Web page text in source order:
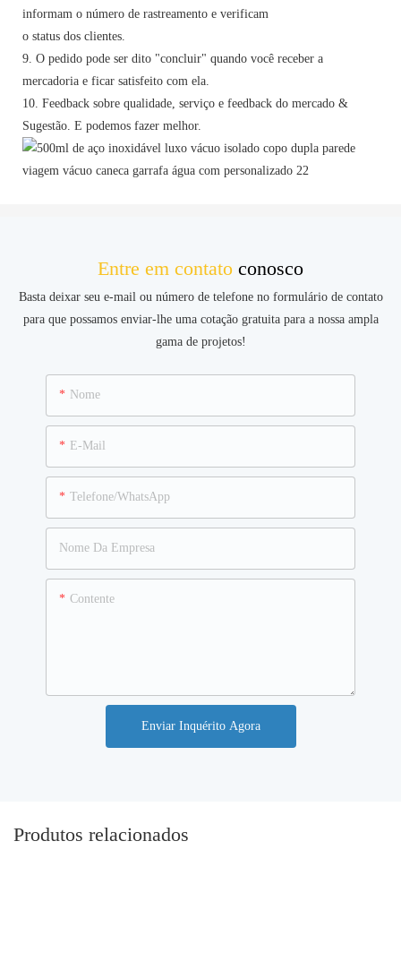
informam o número de rastreamento e verificam
o status dos clientes.
9. O pedido pode ser dito "concluir" quando você receber a
mercadoria e ficar satisfeito com ela.
10. Feedback sobre qualidade, serviço e feedback do mercado &
Sugestão. E podemos fazer melhor.
Entre em contato conosco
Basta deixar seu e-mail ou número de telefone no formulário de contato
para que possamos enviar-lhe uma cotação gratuita para a nossa ampla
gama de projetos!
Nome
E-Mail
Telefone/WhatsApp
Nome Da Empresa
Contente
Enviar Inquérito Agora
Produtos relacionados